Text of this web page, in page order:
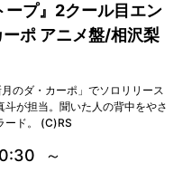
プ』2クール目エン
ポ アニメ盤/相沢梨
のダ・カーポ」でソロリリース
が担当。聞いた人の背中をやさ
ード。 (C)RS